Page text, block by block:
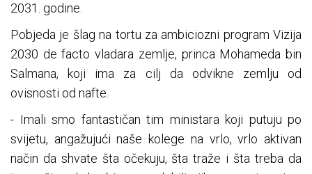
2031. godine.
Pobjeda je šlag na tortu za ambiciozni program Vizija
2030 de facto vladara zemlje, princa Mohameda bin
Salmana, koji ima za cilj da odvikne zemlju od
ovisnosti od nafte.
- Imali smo fantastičan tim ministara koji putuju po
svijetu, angažujući naše kolege na vrlo, vrlo aktivan
način da shvate šta očekuju, šta traže i šta treba da